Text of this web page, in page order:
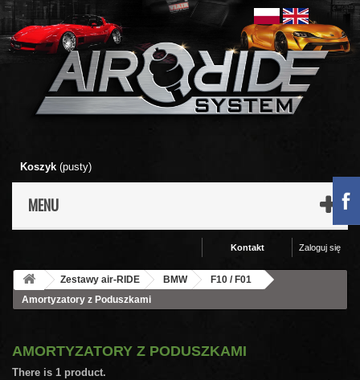
Koszyk (pusty)
MENU
Zaloguj się
Kontakt
Zestawy air-RIDE BMW
F10 / F01
Amortyzatory z Poduszkami
AMORTYZATORY Z PODUSZKAMI
There is 1 product.